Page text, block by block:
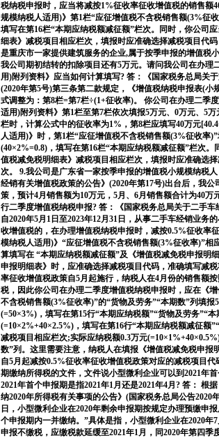
税纳税申报时，应当将减按1%征收率征收增值税的销售额
规模纳税人适用)》第1栏“应征增值税不含税销售额(3%征
填写在第16栏“本期应纳税额减征额”栏次。同时，你公司
细表》减税项目相应栏次，填报时应准确选择减税项目代
是重庆市一家提供建筑服务的企业,属于按季申报的增值税
我公司期初结转的扣除项目还有5万元。请问我公司在办
用)附列资料》应当如何计算填写? 答：《国家税务总局关
(2020年第5号)第三条第二款规定，《增值税纳税申报表(
式调整为：第8栏=第7栏÷(1+征收率)。 你公司在办理二季
适用)附列资料》第1栏至第7栏依次填报5万元、0万元、5
栏时，计算公式中的征收率为1%，第8栏应填写40万元
人适用)》时，第1栏“应征增值税不含税销售额(3%征收率
(40×2%=0.8)，填写在第16栏“本期应纳税额减征额”栏次
值税减免税明细表》减税项目相应栏次，填报时应准确选
次。 9.我公司是广东省一家按季申报的增值税小规模纳税
经销有关增值税政策的公告》(2020年第17号)出台后，我
策，预计4月销售额为10万元，5月、6月销售额合计为40
行二季度增值税纳税申报? 答：《国家税务总局关于二手
自2020年5月1日至2023年12月31日，从事二手车经销业
收增值税的，在办理增值税纳税申报时，减按0.5%征收率
模纳税人适用)》“应征增值税不含税销售额(3%征收率)”
算填写在 “本期应纳税额减征额”及《增值税减免税申报明
申报明细表》时，应准确选择减税项目代码，准确填写减
率征收增值税政策自5月起施行，纳税人在4月份的销售额
税，因此你公司在办理二季度增值税纳税申报时，应在《
不含税销售额(3%征收率)”的“货物及劳务”“本期数”列填
(=50×3%)，填写在第15行“本期应纳税额”“货物及劳务”“
(=10×2%+40×2.5%)，填写在第16行“本期应纳税额减征额
减税项目相应栏次;实际应纳税额0.3万元
数”列。这里需要注意，纳税人在填报《增值税减免税申
自5月起减按0.5%征收率征收增值税政策对应的减税项目
期缴纳所得税的文件，文件说小型微利企业可以到2021年
2021年首个申报期是指2021年1月还是2021年4月? 答：
纳2020年所得税有关事项的公告》(国家税务总局公告2020
日，小型微利企业在2020年剩余申报期按规定办理预缴申
个申报期内一并缴纳。”具体是指，小型微利企业在2020
申报不缴税，应缴税款延缓至2021年1月，同2020年第四